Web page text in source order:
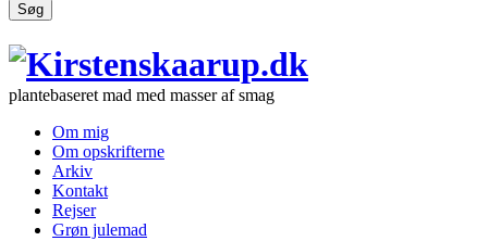
Søg
plantebaseret mad med masser af smag
Om mig
Om opskrifterne
Arkiv
Kontakt
Rejser
Grøn julemad